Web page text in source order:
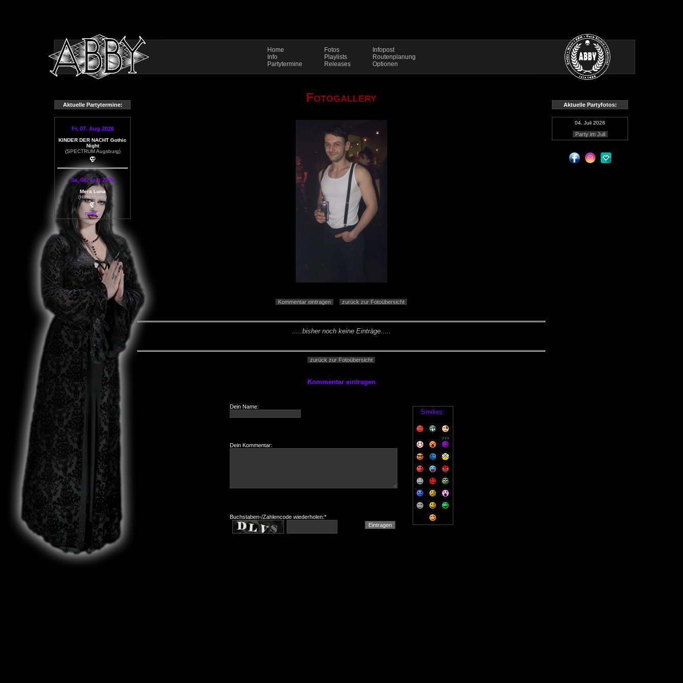
Home
Info
Partytermine
Fotos
Playlists
Releases
Infopost
Routenplanung
Optionen
Aktuelle Partytermine:
Fr, 07. Aug 2026
KINDER DER NACHT Gothic
Night
(SPECTRUM Augsburg)
Sa, 08. Aug 2026
Mera Luna
(Hildesheim)
mehr...
Fotogallery
Kommentar eintragen zurück zur Fotoübersicht
.....bisher noch keine Einträge.....
zurück zur Fotoübersicht
Kommentar eintragen
Dein Name:
Smilies:
Dein Kommentar:
Buchstaben-/Zahlencode wiederholen:*
Aktuelle Partyfotos:
04. Juli 2026
Party im Juli